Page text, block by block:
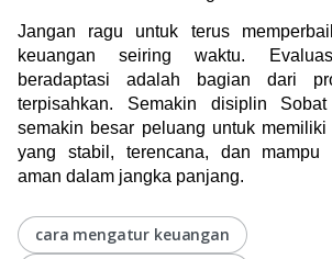
Jangan ragu untuk terus
keuangan seiring waktu.
beradaptasi adalah bagian dari
terpisahkan. Semakin disiplin Sobat
semakin besar peluang untuk
yang stabil, terencana, dan mampu
aman dalam jangka panjang.
cara mengatur keuangan